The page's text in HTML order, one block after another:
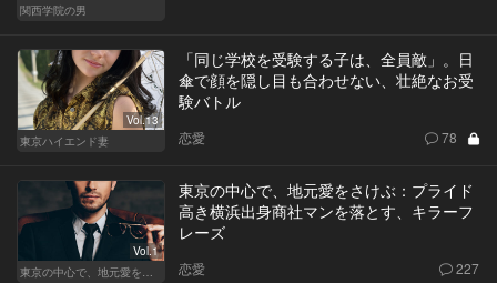
関西学院の男
Vol.13
東京ハイエンド妻
「同じ学校を受験する子は、全員敵」。日
傘で顔を隠し目も合わせない、壮絶なお受
験バトル
恋愛 78
Vol.1
東京の中心で、地元愛をさけぶ
東京の中心で、地元愛をさけぶ：プライド
高き横浜出身商社マンを落とす、キラーフ
レーズ
恋愛 227